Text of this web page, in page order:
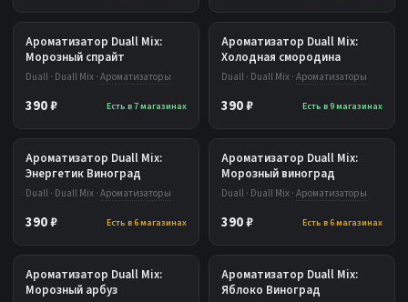
Ароматизатор Duall Mix:
Морозный спрайт
Duall · Duall Mix · Ароматизаторы
390 ₽ Есть в 7 магазинах
Ароматизатор Duall Mix:
Холодная смородина
Duall · Duall Mix · Ароматизаторы
390 ₽ Есть в 9 магазинах
Ароматизатор Duall Mix:
Энергетик Виноград
Duall · Duall Mix · Ароматизаторы
390 ₽ Есть в 6 магазинах
Ароматизатор Duall Mix:
Морозный виноград
Duall · Duall Mix · Ароматизаторы
390 ₽ Есть в 6 магазинах
Ароматизатор Duall Mix:
Морозный арбуз
Ароматизатор Duall Mix:
Яблоко Виноград